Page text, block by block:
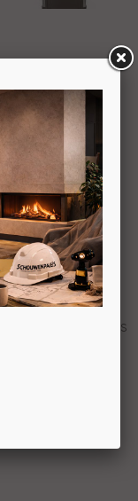
speksteen
unieke serie
van Altech
De Altech
gassysteem.
van
van het vuur
een front
ook leverbaar als
pelletbunker
een
ONZE